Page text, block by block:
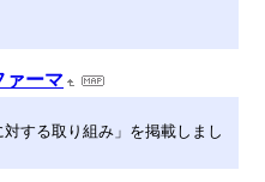
ァーマ
する取り組み」を掲載しまし